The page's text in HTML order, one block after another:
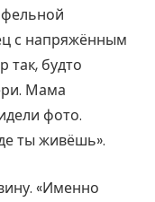
с напряжённым
так, будто
Мама
фото.
ты живёшь».
«Именно